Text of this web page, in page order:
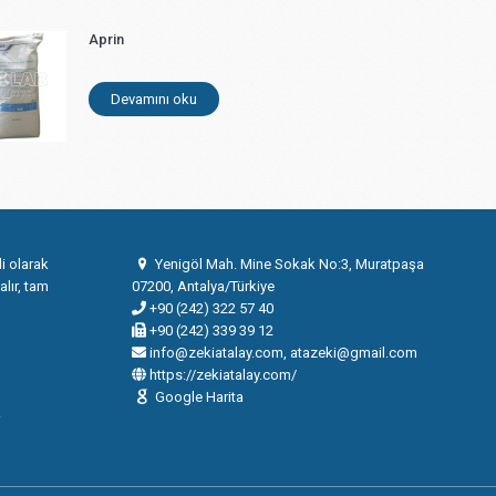
Aprin
Devamını oku
olarak
tam
Yenigöl Mah. Mine Sokak No:3, Muratpaşa
07200, Antalya/Türkiye
+90 (242) 322 57 40
+90 (242) 339 39 12
info@zekiatalay.com, atazeki@gmail.com
https://zekiatalay.com/
Google Harita